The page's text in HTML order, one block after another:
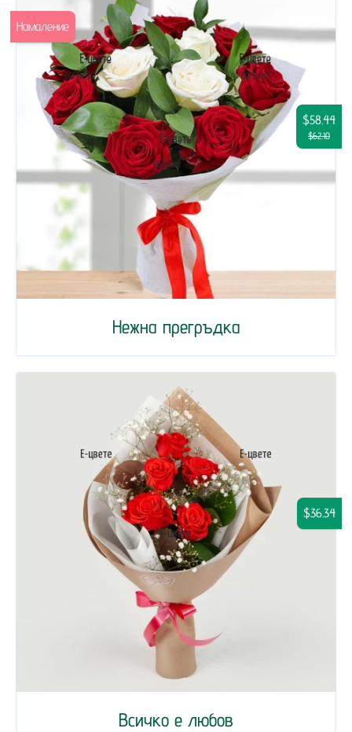
Нежна прегръдка
$58.44
$62.10
Намаление
Всичко е любов
$36.34